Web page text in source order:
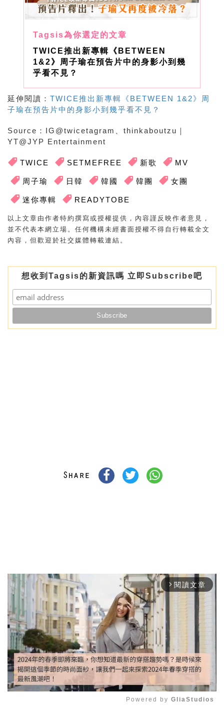
TWICE推出新專輯《BETWEEN
1&2》周子瑜在預告片中的身影小到幾
乎看不見？
延伸閱讀： TWICE推出新專輯《BETWEEN 1&2》周
子瑜在預告片中的身影小到幾乎看不見？
Source ： IG@twicetagram、thinkaboutzu ｜
YT@JYP Entertainment
TWICE SETMEFREE 新歌 MV
周子瑜 日韓 韓國 韓團 女團
迷你專輯 READYTOBE
以上文章由作者特約撰寫或授權提供，內容謹反映作者意見，
並不代表本網立場。任何機構未經書面授權不得自行轉載全文
內容，但歡迎於社交媒體轉載連結。
想收到Tagsis的新資訊嗎 立即Subscribe吧
arrow_forward_ios 閱讀文章
Powered by GliaStudios